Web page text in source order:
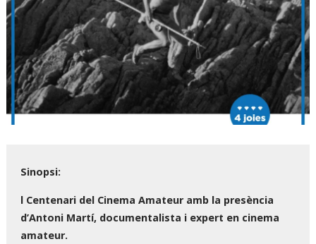
Sinopsi:
l Centenari del Cinema Amateur amb la presència
d’Antoni Martí, documentalista i expert en cinema
amateur.